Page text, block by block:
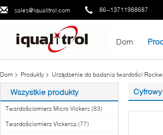
sales@iqualitrol.com 86--13711988687
Dom
Dom Produkty Urządzenie do badania twardości
Wszystkie produkty
Twardościomierz Micro Vickers (83)
Twardościomierz Vickersa (77)